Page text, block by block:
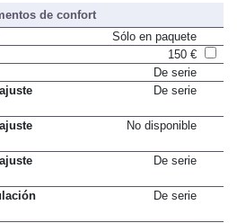
de confort
Sólo en paquete
150 €
De serie
De serie
No disponible
De serie
De serie